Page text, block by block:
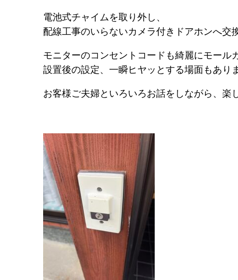
電池式チャイムを取り外し、
配線工事のいらないカメラ付きドアホンへ交換
モニターのコンセントコードも綺麗にモール
設置後の設定、一瞬ヒヤッとする場面もあり
お客様ご夫婦といろいろお話をしながら、